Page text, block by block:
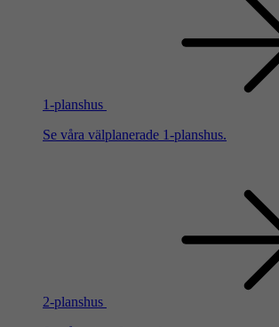
1-planshus
Se våra välplanerade 1-planshus.
2-planshus